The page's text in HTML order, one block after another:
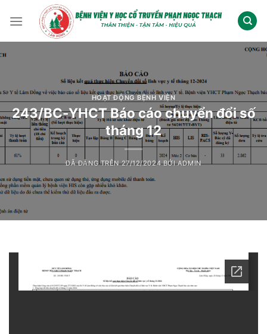
đến
dung
HOẠT ĐỘNG BỆNH VIỆN
243/BC-YHCT Báo cáo chuyển đổi số
tháng 12
ĐÃ ĐĂNG TRÊN27/12/2024 BỞIADMIN